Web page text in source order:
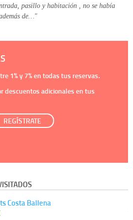
pasillo y habitación , no se había
de…"
1%y 7%en todas tus reservas.
descuentos adicionales en tus
REGÍSTRATE
Costa Ballena